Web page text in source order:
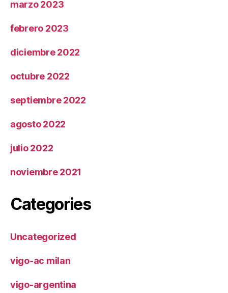
marzo 2023
febrero 2023
diciembre 2022
octubre 2022
septiembre 2022
agosto 2022
julio 2022
noviembre 2021
Categories
Uncategorized
vigo-ac milan
vigo-argentina